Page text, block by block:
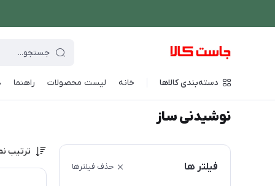
دسته‌بندی کالاها خانه لیست محصولات راهنما
فروشگاه اینترنتی جاست کالا نوشیدنی ساز
نوشیدنی ساز
فیلتر ها حذف فیلترها
ترتیب